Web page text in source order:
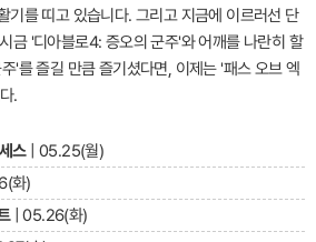
기를 띠고 있습니다. 그리고 지금에 이르러선 단
금 '디아블로4: 증오의 군주'와 어깨를 나란히 할
'를 즐길 만큼 즐기셨다면, 이제는 '패스 오브 엑
.
스| 05.25(월)
화)
| 05.26(화)